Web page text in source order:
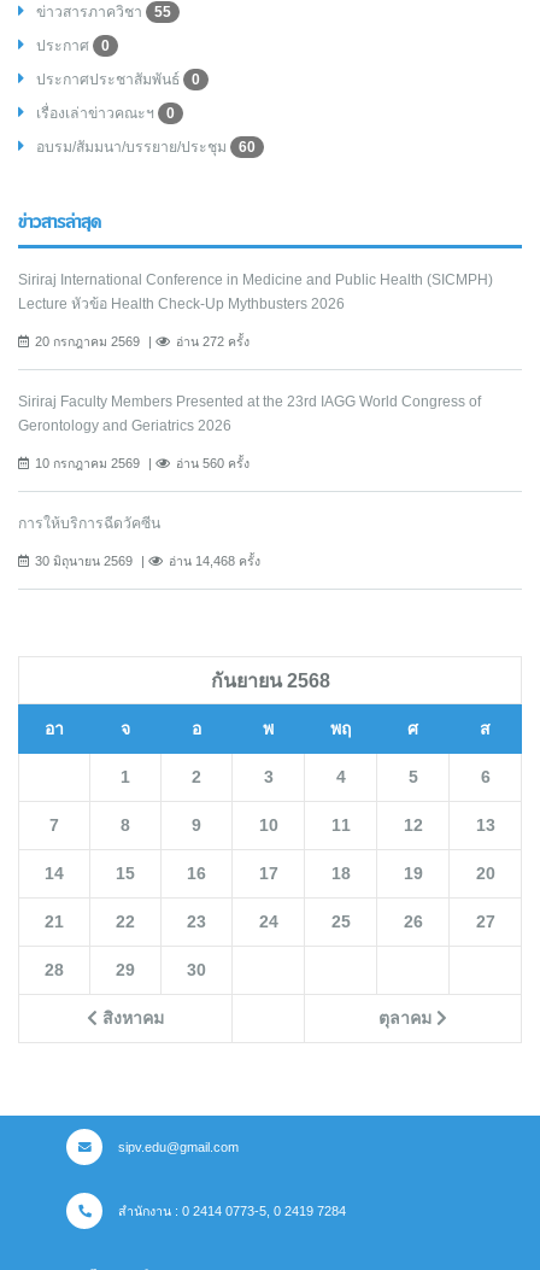
ข่าวสารภาควิชา
55
ประกาศ
0
ประกาศประชาสัมพันธ์
0
เรื่องเล่าข่าวคณะฯ
0
อบรม/สัมมนา/บรรยาย/ประชุม
60
ข่าวสารล่าสุด
Siriraj International Conference in Medicine and Public Health (SICMPH)
Lecture หัวข้อ Health Check-Up Mythbusters 2026
20 กรกฎาคม 2569 อ่าน 272 ครั้ง
Siriraj Faculty Members Presented at the 23rd IAGG World Congress of
Gerontology and Geriatrics 2026
10 กรกฎาคม 2569 อ่าน 560 ครั้ง
การให้บริการฉีดวัคซีน
30 มิถุนายน 2569 อ่าน 14,468 ครั้ง
กันยายน 2568
อา จ อ พ พฤ ศ ส
สิงหาคม ตุลาคม
1 2 3 4 5 6
7 8 9 10 11 12 13
14 15 16 17 18 19 20
21 22 23 24 25 26 27
28 29 30
sipv.edu@gmail.com
สำนักงาน : 0 2414 0773-5, 0 2419 7284